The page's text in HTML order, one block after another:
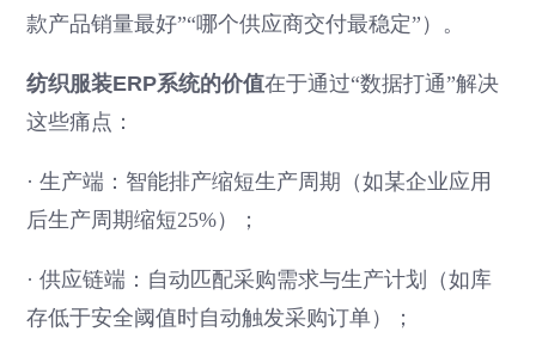
款产品销量最好”“哪个供应商交付最稳定”）。
纺织服装ERP系统的价值在于通过“数据打通”解决
这些痛点：
·生产端：智能排产缩短生产周期（如某企业应用
后生产周期缩短25%）；
·供应链端：自动匹配采购需求与生产计划（如库
存低于安全阈值时自动触发采购订单）；